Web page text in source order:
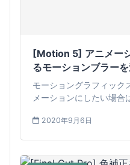
[Motion 5] アニメー
るモーションブラー
モーショングラフィック
メーションにしたい場合
2020年9月6日